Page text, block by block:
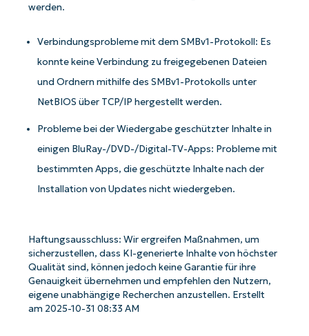
werden.
Verbindungsprobleme mit dem SMBv1-Protokoll: Es
konnte keine Verbindung zu freigegebenen Dateien
und Ordnern mithilfe des SMBv1-Protokolls unter
NetBIOS über TCP/IP hergestellt werden.
Probleme bei der Wiedergabe geschützter Inhalte in
einigen BluRay-/DVD-/Digital-TV-Apps: Probleme mit
bestimmten Apps, die geschützte Inhalte nach der
Installation von Updates nicht wiedergeben.
Haftungsausschluss: Wir ergreifen Maßnahmen, um
sicherzustellen, dass KI-generierte Inhalte von höchster
Qualität sind, können jedoch keine Garantie für ihre
Genauigkeit übernehmen und empfehlen den Nutzern,
eigene unabhängige Recherchen anzustellen. Erstellt
am 2025-10-31 08:33 AM